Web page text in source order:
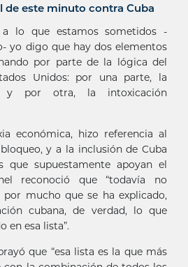
de este minuto contra Cuba
a lo que estamos sometidos -
yo digo que hay dos elementos
por parte de la lógica del
Unidos: por una parte, la
y por otra, la intoxicación
económica, hizo referencia al
y a la inclusión de Cuba
que supuestamente apoyan el
reconoció que “todavía no
por mucho que se ha explicado,
cubana, de verdad, lo que
en esa lista”.
que “esa lista es la que más